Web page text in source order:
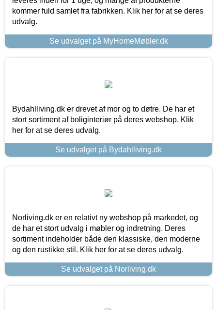
kommer fuld samlet fra fabrikken. Klik her for at se deres
udvalg.
Se udvalget på MyHomeMøbler.dk
Bydahlliving.dk er drevet af mor og to døtre. De har et
stort sortiment af boliginteriør på deres webshop. Klik
her for at se deres udvalg.
Se udvalget på Bydahlliving.dk
Norliving.dk er en relativt ny webshop på markedet, og
de har et stort udvalg i møbler og indretning. Deres
sortiment indeholder både den klassiske, den moderne
og den rustikke stil. Klik her for at se deres udvalg.
Se udvalget på Norliving.dk